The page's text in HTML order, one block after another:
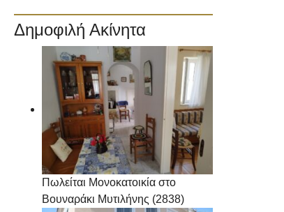
Δημοφιλή Ακίνητα
Πωλείται Μονοκατοικία στο
Βουναράκι Μυτιλήνης (2838)